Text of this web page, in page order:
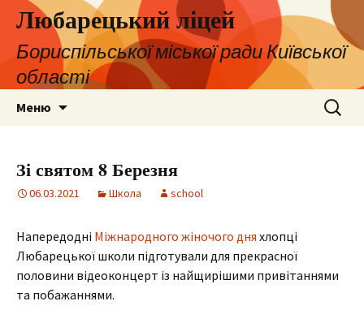
Любарецький ліцей
Бориспільської міської ради Київської
області
Меню Пошук:
Зі святом 8 Березня
06.03.2021 Школа school
Напередодні Міжнародного жіночого дня хлопці
Любарецької школи підготували для прекрасної
половини відеоконцерт із найщирішими привітаннями
та побажаннями.